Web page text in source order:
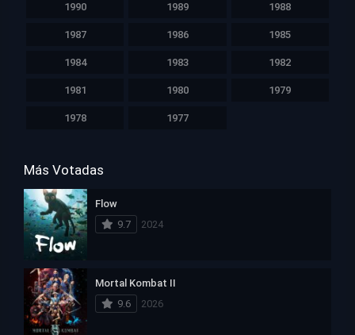
1990 1989 1988
1987 1986 1985
1984 1983 1982
1981 1980 1979
1978 1977
Más Votadas
Flow
9.7
2024
Mortal Kombat II
9.6
2026